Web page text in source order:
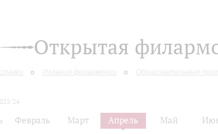
Открытая
Издания филармонии Образовательные
24
Февраль Март Апрель Май